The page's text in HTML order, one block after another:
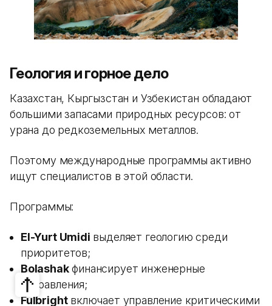
Геология и горное дело
Казахстан, Кыргызстан и Узбекистан обладают
большими запасами природных ресурсов: от
урана до редкоземельных металлов.
Поэтому международные программы активно
ищут специалистов в этой области.
Программы:
El-Yurt Umidi выделяет геологию среди
приоритетов;
Bolashakфинансирует инженерные
направления;
Fulbrightвключает управление критическими